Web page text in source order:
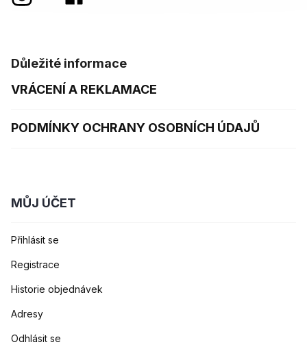
Důležité informace
VRÁCENÍ A REKLAMACE
PODMÍNKY OCHRANY OSOBNÍCH ÚDAJŮ
MŮJ ÚČET
Přihlásit se
Registrace
Historie objednávek
Adresy
Odhlásit se